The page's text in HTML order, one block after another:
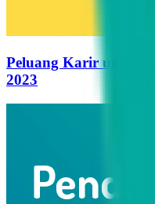
Peluang Karir untuk
2023